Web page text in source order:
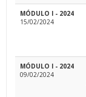
MÓDULO I - 2024
15/02/2024
MÓDULO I - 2024
09/02/2024